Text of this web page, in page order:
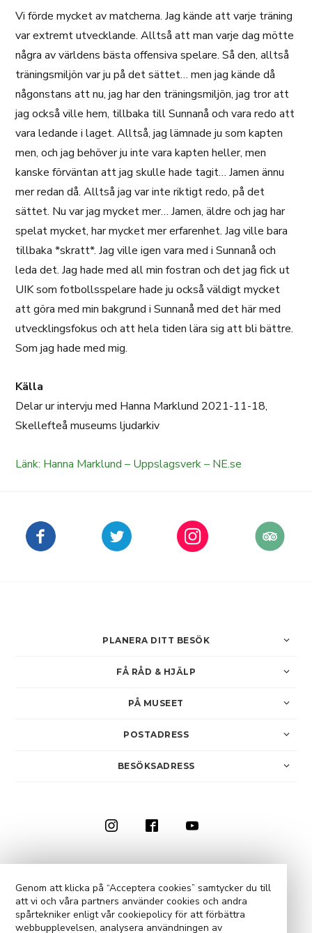
Vi förde mycket av matcherna. Jag kände att varje träning
var extremt utvecklande. Alltså att man varje dag mötte
några av världens bästa offensiva spelare. Så den, alltså
träningsmiljön var ju på det sättet… men jag kände då
någonstans att nu, jag har den träningsmiljön, jag tror att
jag också ville hem, tillbaka till Sunnanå och vara redo att
vara ledande i laget. Alltså, jag lämnade ju som kapten
men, och jag behöver ju inte vara kapten heller, men
kanske förväntan att jag skulle hade tagit… Jamen ännu
mer redan då. Alltså jag var inte riktigt redo, på det
sättet. Nu var jag mycket mer… Jamen, äldre och jag har
spelat mycket, har mycket mer erfarenhet. Jag ville bara
tillbaka *skratt*. Jag ville igen vara med i Sunnanå och
leda det. Jag hade med all min fostran och det jag fick ut
UIK som fotbollsspelare hade ju också väldigt mycket
att göra med min bakgrund i Sunnanå med det här med
utvecklingsfokus och att hela tiden lära sig att bli bättre.
Som jag hade med mig.
Källa
Delar ur intervju med Hanna Marklund 2021-11-18,
Skellefteå museums ljudarkiv
Länk: Hanna Marklund – Uppslagsverk – NE.se
PLANERA DITT BESÖK
FÅ RÅD & HJÄLP
PÅ MUSEET
POSTADRESS
BESÖKSADRESS
COOKIE-INSTÄLLNINGAR
Genom att klicka på “Acceptera cookies” samtycker du till
att vi och våra partners använder cookies och andra
spårtekniker enligt vår cookiepolicy för att förbättra
webbupplevelsen, analysera användningen av